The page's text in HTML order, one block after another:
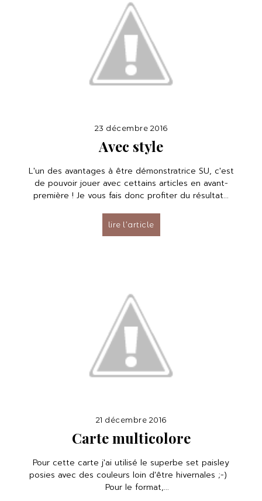
23 décembre 2016
Avec style
L'un des avantages à être démonstratrice SU, c'est
de pouvoir jouer avec cettains articles en avant-
première ! Je vous fais donc profiter du résultat...
lire l’article
21 décembre 2016
Carte multicolore
Pour cette carte j'ai utilisé le superbe set paisley
posies avec des couleurs loin d'être hivernales ;-)
Pour le format,...